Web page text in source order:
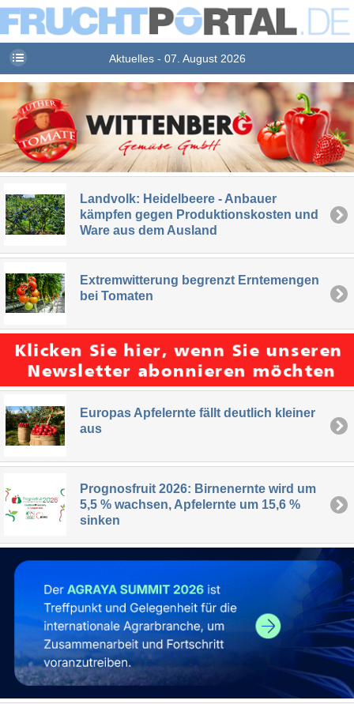
Aktuelles - 07. August 2026
Landvolk: Heidelbeere - Anbauer
kämpfen gegen Produktionskosten und
Ware aus dem Ausland
Extremwitterung begrenzt Erntemengen
bei Tomaten
Europas Apfelernte fällt deutlich kleiner
aus
Prognosfruit 2026: Birnenernte wird um
5,5 % wachsen, Apfelernte um 15,6 %
sinken